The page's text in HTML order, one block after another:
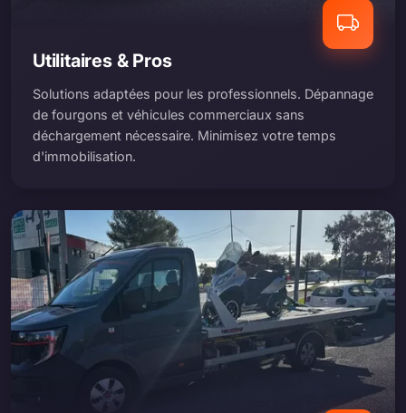
Utilitaires & Pros
Solutions adaptées pour les professionnels. Dépannage
de fourgons et véhicules commerciaux sans
déchargement nécessaire. Minimisez votre temps
d'immobilisation.